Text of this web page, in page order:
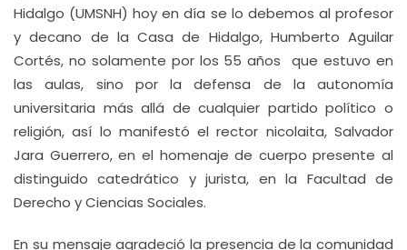
Hidalgo (UMSNH) hoy en día se lo debemos al profesor
y decano de la Casa de Hidalgo, Humberto Aguilar
Cortés, no solamente por los 55 años que estuvo en
las aulas, sino por la defensa de la autonomía
universitaria más allá de cualquier partido político o
religión, así lo manifestó el rector nicolaita, Salvador
Jara Guerrero, en el homenaje de cuerpo presente al
distinguido catedrático y jurista, en la Facultad de
Derecho y Ciencias Sociales.
En su mensaje agradeció la presencia de la comunidad